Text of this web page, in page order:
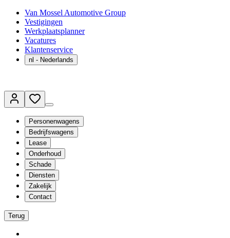
Van Mossel Automotive Group
Vestigingen
Werkplaatsplanner
Vacatures
Klantenservice
nl - Nederlands
Personenwagens
Bedrijfswagens
Lease
Onderhoud
Schade
Diensten
Zakelijk
Contact
Terug